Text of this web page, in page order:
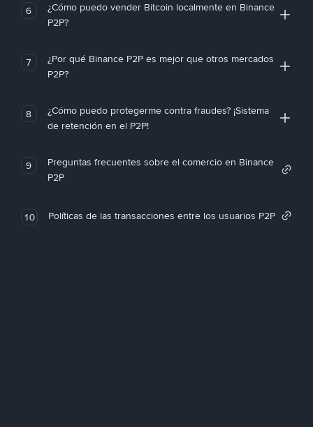
6
¿Cómo puedo vender Bitcoin localmente en Binance
P2P?
7
¿Por qué Binance P2P es mejor que otros mercados
P2P?
8
¿Cómo puedo protegerme contra fraudes? ¡Sistema
de retención en el P2P!
9
Preguntas frecuentes sobre el comercio en Binance
P2P
10 Políticas de las transacciones entre los usuarios P2P